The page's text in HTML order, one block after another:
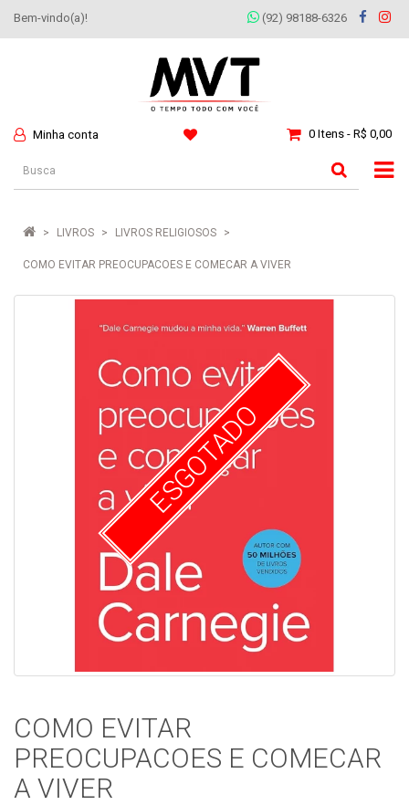
Bem-vindo(a)! (92) 98188-6326
Minha conta 0 Itens - R$ 0,00
LIVROS LIVROS RELIGIOSOS
COMO EVITAR PREOCUPACOES E COMECAR A VIVER
ESGOTADO
COMO EVITAR
PREOCUPACOES E COMECAR
A VIVER